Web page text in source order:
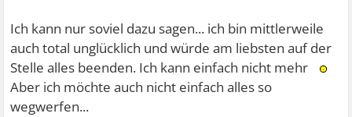
Ich kann nur soviel dazu sagen... ich bin mittlerweile
auch total unglücklich und würde am liebsten auf der
Stelle alles beenden. Ich kann einfach nicht mehr
Aber ich möchte auch nicht einfach alles so
wegwerfen...